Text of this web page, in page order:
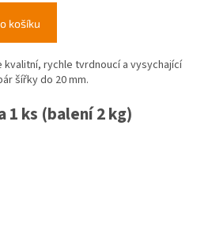
košíku
kvalitní, rychle tvrdnoucí a vysychající
šířky do 20 mm.
1 ks (balení 2 kg)